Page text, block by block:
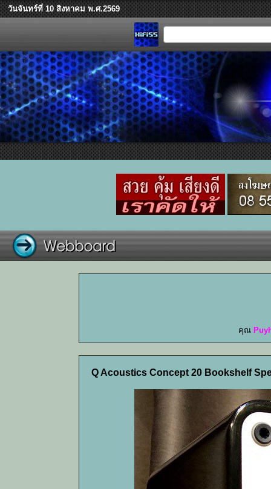
วันจันทร์ที่ 10 สิงหาคม พ.ศ.2569
คุณ
Q Acoustics Concept 20 Bookshelf